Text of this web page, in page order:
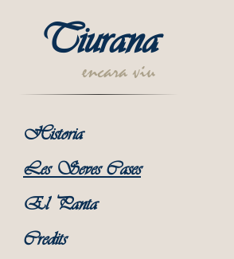
Tiurana
encara viu
Historia
Les Seves Cases
El Panta
Credits